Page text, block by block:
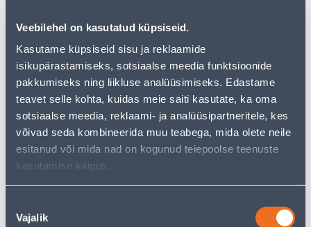
Veebilehel on kasutatud küpsiseid.
Kasutame küpsiseid sisu ja reklaamide
isikupärastamiseks, sotsiaalse meedia funktsioonide
pakkumiseks ning liikluse analüüsimiseks. Edastame
teavet selle kohta, kuidas meie saiti kasutate, ka oma
sotsiaalse meedia, reklaami- ja analüüsipartneritele, kes
võivad seda kombineerida muu teabega, mida olete neile
esitanud või mida nad on kogunud teiepoolse teenuste
kasutamise käigus.
valik
Vajalik
RAAM 5-NE VALGE KLAAS
EPSILON
10.00 €
RAAM 2-NE MUST KLAAS
EPSILON
7.00 €